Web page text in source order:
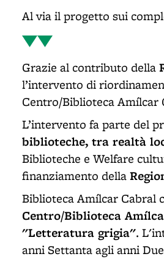
Al via il progetto sui
Grazie al contributo della
l’intervento di
Centro/Biblioteca Amílcar
L’intervento fa parte del
biblioteche, tra realtà
Biblioteche e Welfare
finanziamento della
Biblioteca Amílcar Cabral
Centro/Biblioteca
"Letteratura grigia".
anni Settanta agli anni